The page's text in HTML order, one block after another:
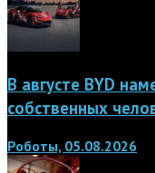
В августе BYD
собственных
Роботы, 05.08.2026